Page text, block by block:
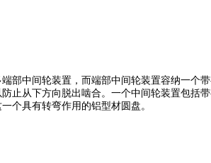
部中间轮装置，而端部中间轮装置容纳一
止从下方向脱出啮合。一个中间轮装置包括带
个具有转弯作用的铝型材圆盘。